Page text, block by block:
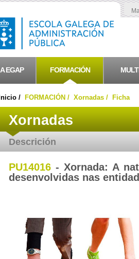
A EGAP FORMACIÓN
Inicio / FORMACIÓN / Xornadas / Ficha
Descrición
Xornadas
PU14016 - Xornada: A
desenvolvidas nas